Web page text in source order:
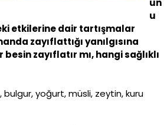
u
etkilerine dair tartışmalar
zayıflattığı yanılgısına
zayıflatır mı, hangi sağlıklı
yoğurt, müsli, zeytin, kuru